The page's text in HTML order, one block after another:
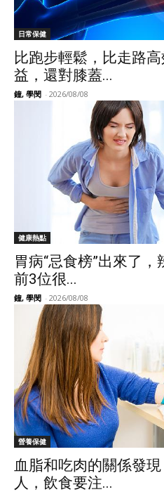
日常保健
比跑步輕鬆，比走路
益，還對膝蓋...
鐘, 學閔 - 2026/08/08
健康熱點
胃病“忌食榜”出來了，
前3位很...
鐘, 學閔 - 2026/08/08
營養保健
血脂和吃肉的關係發
人，飲食要注...